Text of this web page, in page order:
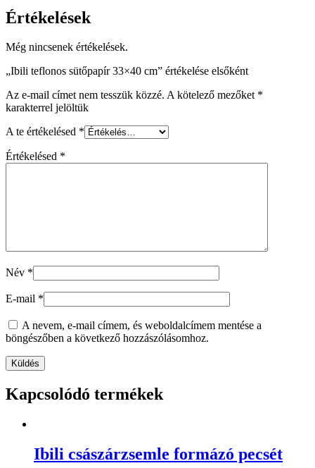
Értékelések
Még nincsenek értékelések.
„Ibili teflonos sütőpapír 33×40 cm” értékelése elsőként
Az e-mail címet nem tesszük közzé. A kötelező mezőket *
karakterrel jelöltük
A te értékelésed *
Értékelésed *
Név *
E-mail *
A nevem, e-mail címem, és weboldalcímem mentése a
böngészőben a következő hozzászólásomhoz.
Kapcsolódó termékek
Ibili császárzsemle formázó pecsét